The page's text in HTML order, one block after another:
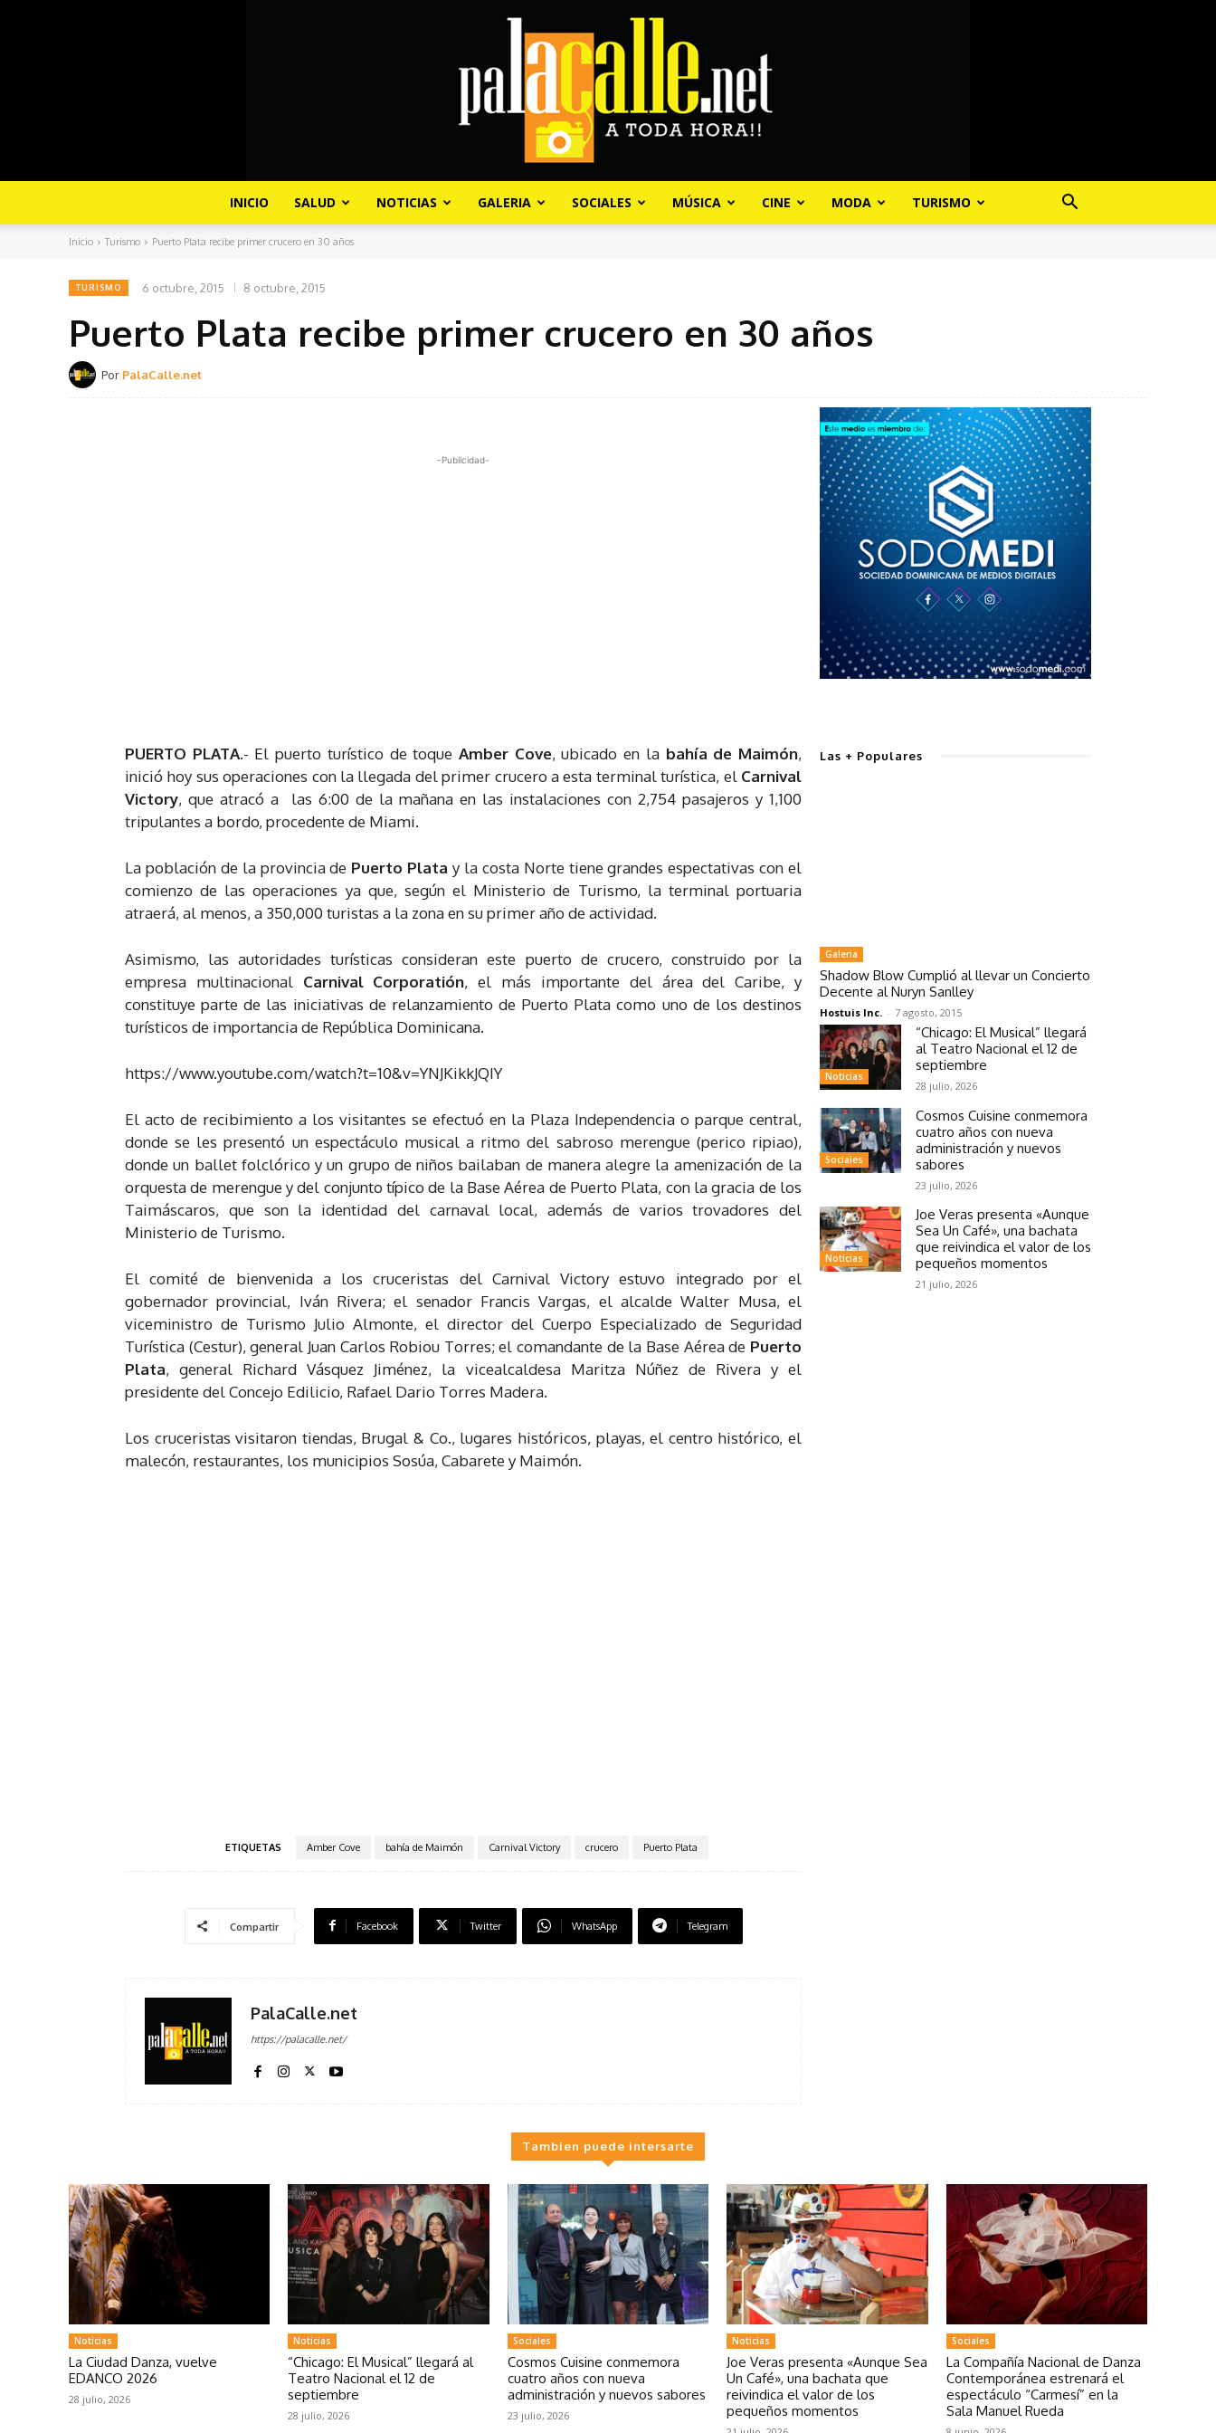
INICIO SALUD NOTICIAS GALERIA SOCIALES MÚSICA CINE MODA TURISMO
Inicio Turismo Puerto Plata recibe primer crucero en 30 años
TURISMO 6 octubre, 2015 8 octubre, 2015
Puerto Plata recibe primer crucero en 30 años
Por PalaCalle.net
-Publicidad-
PUERTO PLATA.- El puerto turístico de toqueAmber Cove, ubicado en la bahía de Maimón,
inició hoy sus operaciones con la llegada del primer crucero a esta terminal turística, el Carnival
Victory, que atracó a las 6:00 de la mañana en las instalaciones con 2,754 pasajeros y 1,100
tripulantes a bordo, procedente de Miami.
La población de la provincia de Puerto Plata y la costa Norte tiene grandes espectativas con el
comienzo de las operaciones ya que, según el Ministerio de Turismo, la terminal portuaria
atraerá, al menos, a 350,000 turistas a la zona en su primer año de actividad.
Asimismo, las autoridades turísticas consideran este puerto de crucero, construido por la
empresa multinacional Carnival Corporatión, el más importante del área del Caribe, y
constituye parte de las iniciativas de relanzamiento de Puerto Plata como uno de los destinos
turísticos de importancia de República Dominicana.
https://www.youtube.com/watch?t=10&v=YNJKikkJQIY
El acto de recibimiento a los visitantes se efectuó en la Plaza Independencia o parque central,
donde se les presentó un espectáculo musical a ritmo del sabroso merengue (perico ripiao),
donde un ballet folclórico y un grupo de niños bailaban de manera alegre la amenización de la
orquesta de merengue y del conjunto típico de la Base Aérea de Puerto Plata, con la gracia de los
Taimáscaros, que son la identidad del carnaval local, además de varios trovadores del
Ministerio de Turismo.
El comité de bienvenida a los cruceristas del Carnival Victory estuvo integrado por el
gobernador provincial, Iván Rivera; el senador Francis Vargas, el alcalde Walter Musa, el
viceministro de Turismo Julio Almonte, el director del Cuerpo Especializado de Seguridad
Turística (Cestur), general Juan Carlos Robiou Torres; el comandante de la Base Aérea de Puerto
Plata, general Richard Vásquez Jiménez, la vicealcaldesa Maritza Núñez de Rivera y el
presidente del Concejo Edilicio, Rafael Dario Torres Madera.
Los cruceristas visitaron tiendas, Brugal & Co., lugares históricos, playas, el centro histórico, el
malecón, restaurantes, los municipios Sosúa, Cabarete y Maimón.
ETIQUETAS Amber Cove bahía de Maimón Carnival Victory crucero Puerto Plata
Compartir Facebook Twitter WhatsApp Telegram
PalaCalle.net
https://palacalle.net/
Las + Populares
Galeria
Shadow Blow Cumplió al llevar un Concierto
Decente al Nuryn Sanlley
Hostuis Inc. - 7 agosto, 2015
Noticias
“Chicago: El Musical” llegará
al Teatro Nacional el 12 de
septiembre
28 julio, 2026
Sociales
Cosmos Cuisine conmemora
cuatro años con nueva
administración y nuevos
sabores
23 julio, 2026
Noticias
Joe Veras presenta «Aunque
Sea Un Café», una bachata
que reivindica el valor de los
pequeños momentos
21 julio, 2026
Tambien puede intersarte
Noticias
La Ciudad Danza, vuelve
EDANCO 2026
28 julio, 2026
Noticias
“Chicago: El Musical” llegará al
Teatro Nacional el 12 de
septiembre
28 julio, 2026
Sociales
Cosmos Cuisine conmemora
cuatro años con nueva
administración y nuevos sabores
23 julio, 2026
Noticias
Joe Veras presenta «Aunque Sea
Un Café», una bachata que
reivindica el valor de los
pequeños momentos
Sociales
La Compañía Nacional de Danza
Contemporánea estrenará el
espectáculo “Carmesí” en la
Sala Manuel Rueda